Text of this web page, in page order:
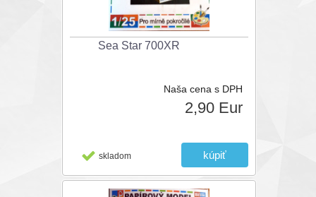
Sea Star 700XR
Naša cena s DPH
2,90 Eur
skladom